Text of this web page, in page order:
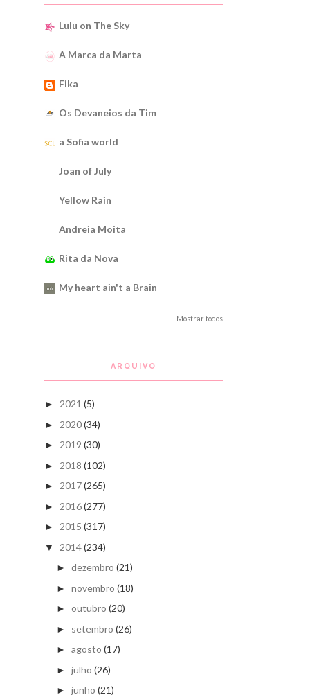
Lulu on The Sky
A Marca da Marta
Fika
Os Devaneios da Tim
a Sofia world
Joan of July
Yellow Rain
Andreia Moita
Rita da Nova
My heart ain't a Brain
Mostrar todos
ARQUIVO
► 2021 (5)
► 2020(34)
► 2019 (30)
► 2018 (102)
► 2017(265)
► 2016(277)
► 2015 (317)
▼ 2014(234)
► dezembro (21)
► novembro (18)
► outubro (20)
► setembro (26)
► agosto (17)
► julho (26)
► junho (21)